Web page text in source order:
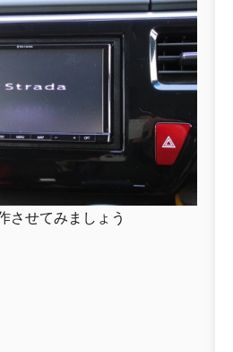
させてみましょう